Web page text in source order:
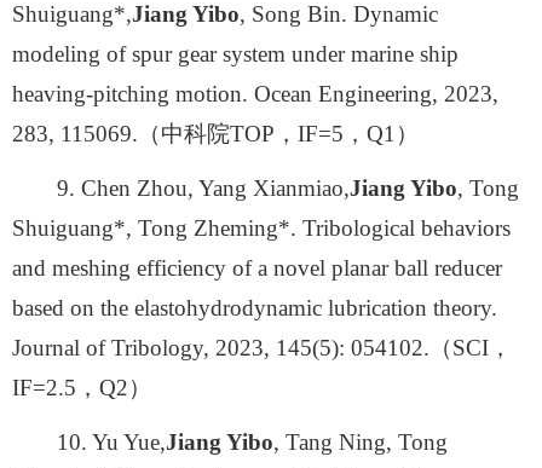
Shuiguang*,Jiang Yibo, Song Bin. Dynamic
modeling of spur gear system under marine ship
heaving-pitching motion. Ocean Engineering, 2023,
283, 115069.（中科院TOP，IF=5，Q1）
9. Chen Zhou, Yang Xianmiao,Jiang Yibo, Tong
Shuiguang*, Tong Zheming*. Tribological behaviors
and meshing efficiency of a novel planar ball reducer
based on the elastohydrodynamic lubrication theory.
Journal of Tribology, 2023, 145(5): 054102.（SCI，
IF=2.5，Q2）
10. Yu Yue,Jiang Yibo, Tang Ning, Tong